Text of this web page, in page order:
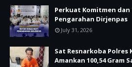
Perkuat Komitmen
Pengarahan Dirjenpas
July 31, 2026
Sat Resnarkoba Polres
Amankan 100,54 Gram